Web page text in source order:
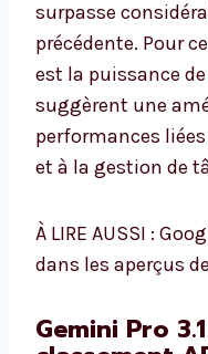
surpasse
précédente. Pour
est la puissance
suggèrent une
performances
et à la gestion de
À LIRE AUSSI :
dans les aperçus
Gemini Pro